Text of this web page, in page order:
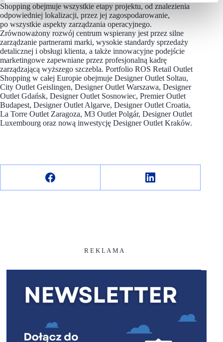
Shopping obejmuje wszystkie etapy projektu, od znalezienia
odpowiedniej lokalizacji, przez jej zagospodarowanie,
po wszystkie aspekty zarządzania operacyjnego.
Zrównoważony rozwój centrum wspierany jest przez silne
zarządzanie partnerami marki, wysokie standardy sprzedaży
detalicznej i obsługi klienta, a także innowacyjne podejście
marketingowe zapewniane przez profesjonalną kadrę
zarządzającą wyższego szczebla. Portfolio ROS Retail Outlet
Shopping w całej Europie obejmuje Designer Outlet Soltau,
City Outlet Geislingen, Designer Outlet Warszawa, Designer
Outlet Gdańsk, Designer Outlet Sosnowiec, Premier Outlet
Budapest, Designer Outlet Algarve, Designer Outlet Croatia,
La Torre Outlet Zaragoza, M3 Outlet Polgár, Designer Outlet
Luxembourg oraz nową inwestycję Designer Outlet Kraków.
R E K L A M A